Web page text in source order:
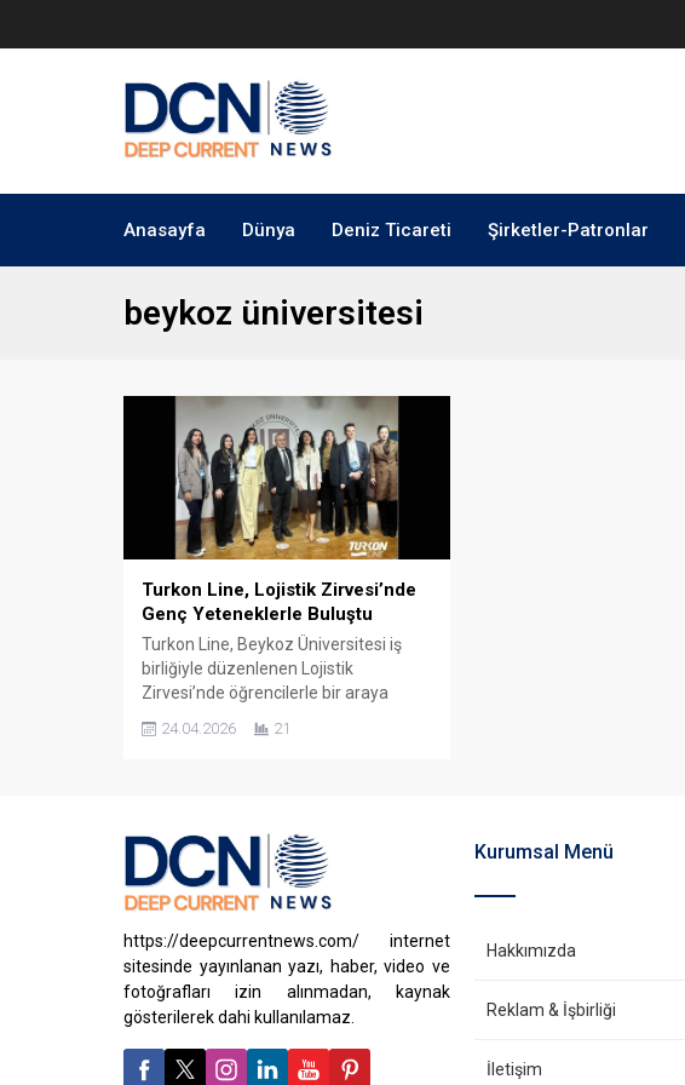
Anasayfa Dünya Deniz Ticareti Şirketler-Patronlar
beykoz üniversitesi
Turkon Line, Lojistik Zirvesi’nde
Genç Yeteneklerle Buluştu
Turkon Line, Beykoz Üniversitesi iş
birliğiyle düzenlenen Lojistik
Zirvesi’nde öğrencilerle bir araya
deneyimlerini ve inovasyon süreçlerini
öğrencileriyle buluştu. Etkinlikte şirket,
genç yeteneklere yönelik kariyer
fırsatlarını ve sektörel gelişim
vizyonunu kapsamlı şekilde aktardı.
İşe Alım ve...
24.04.2026 21
https://deepcurrentnews.com/ internet
sitesinde yayınlanan yazı, haber, video ve
fotoğrafları izin alınmadan, kaynak
gösterilerek dahi kullanılamaz.
Kurumsal Menü
Hakkımızda
Reklam & İşbirliği
İletişim